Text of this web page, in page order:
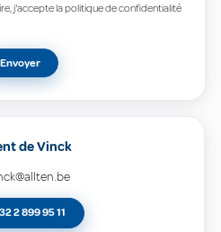
j'accepte la politique de confidentialité
Envoyer
de Vinck
2 899 95 11